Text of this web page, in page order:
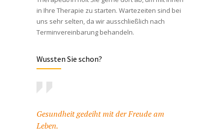
in Ihre Therapie zu starten. Wartezeiten sind bei
uns sehr selten, da wir ausschließlich nach
Terminvereinbarung behandeln.
Wussten Sie schon?
Gesundheit gedeiht mit der Freude am
Leben.